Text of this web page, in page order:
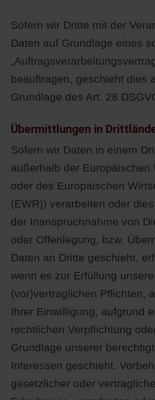
Sofern wir Dritte mit der
Daten auf Grundlage eines
beauftragen, geschieht dies
Grundlage des Art. 28
Übermittlungen in
Sofern wir Daten in einem
außerhalb der Europäischen
oder des Europäischen
(EWR)) verarbeiten oder
der Inanspruchnahme von
oder Offenlegung, bzw.
Daten an Dritte geschieht,
wenn es zur Erfüllung
(vor)vertraglichen Pflichten,
Ihrer Einwilligung, aufgrund
rechtlichen Verpflichtung
Grundlage unserer
Interessen geschieht.
gesetzlicher oder